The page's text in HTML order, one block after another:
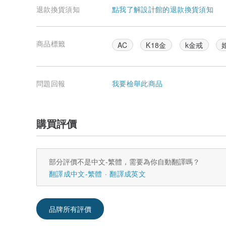
退款換貨須知 點我了解設計館的退款換貨須知
商品標籤 AC K18金 k金戒
問題回報 我要檢舉此商品
購買評價
部分評價不是中文-繁體，需要為你自動翻譯嗎？
翻譯成中文-繁體
翻譯成英文
品牌所有評價